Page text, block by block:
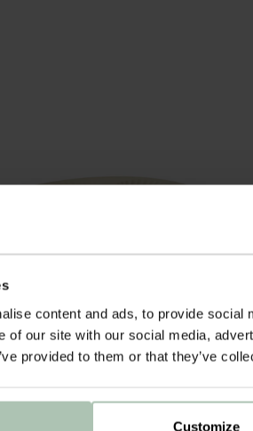
content and ads, to provide
of our site with our social media,
provided to them or that they’ve
Customize